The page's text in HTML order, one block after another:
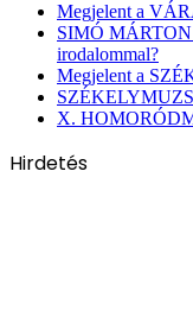
Megjelent a
SIMÓ MÁRTON
irodalommal?
Megjelent a
X.
Hirdetés